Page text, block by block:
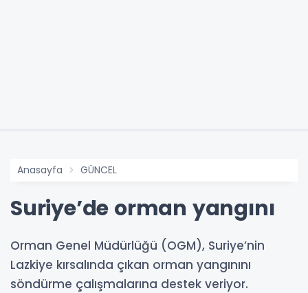
Anasayfa GÜNCEL
Suriye’de orman yangını
Orman Genel Müdürlüğü (OGM), Suriye’nin
Lazkiye kırsalında çıkan orman yangınını
söndürme çalışmalarına destek veriyor.